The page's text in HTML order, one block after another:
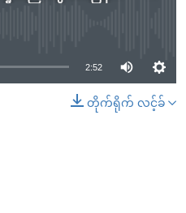
currently available
2:52
တိုက်ရိုက် လင့်ခ်